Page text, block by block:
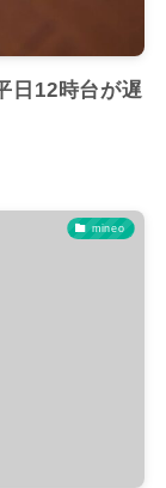
日12時台が遅
mineo